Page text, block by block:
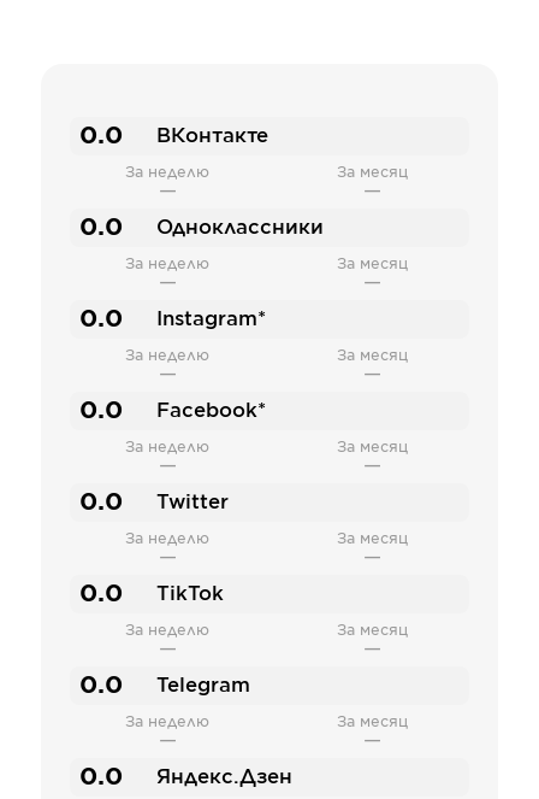
0.0 ВКонтакте
За неделю
—
За месяц
—
0.0 Одноклассники
За неделю
—
За месяц
—
0.0 Instagram*
За неделю
—
За месяц
—
0.0 Facebook*
За неделю
—
За месяц
—
0.0 Twitter
За неделю
—
За месяц
—
0.0 TikTok
За неделю
—
За месяц
—
0.0 Telegram
За неделю
—
За месяц
—
0.0 Яндекс.Дзен